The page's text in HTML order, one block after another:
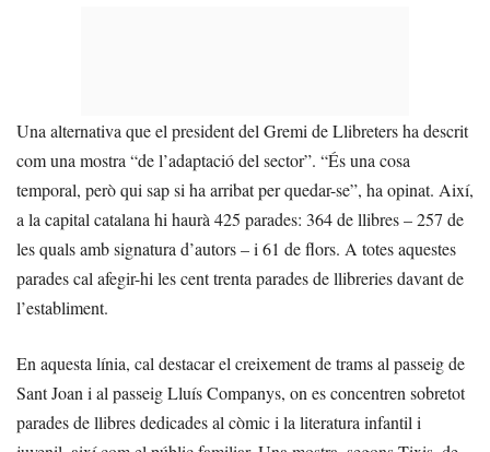
Una alternativa que el president del Gremi de Llibreters ha descrit
com una mostra “de l’adaptació del sector”. “És una cosa
temporal, però qui sap si ha arribat per quedar-se”, ha opinat. Així,
a la capital catalana hi haurà 425 parades: 364 de llibres – 257 de
les quals amb signatura d’autors – i 61 de flors. A totes aquestes
parades cal afegir-hi les cent trenta parades de llibreries davant de
l’establiment.
En aquesta línia, cal destacar el creixement de trams al passeig de
Sant Joan i al passeig Lluís Companys, on es concentren sobretot
parades de llibres dedicades al còmic i la literatura infantil i